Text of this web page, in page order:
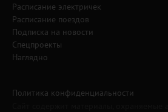
Расписание электричек
Расписание поездов
Подписка на новости
Спецпроекты
Наглядно
Политика конфиденциальности